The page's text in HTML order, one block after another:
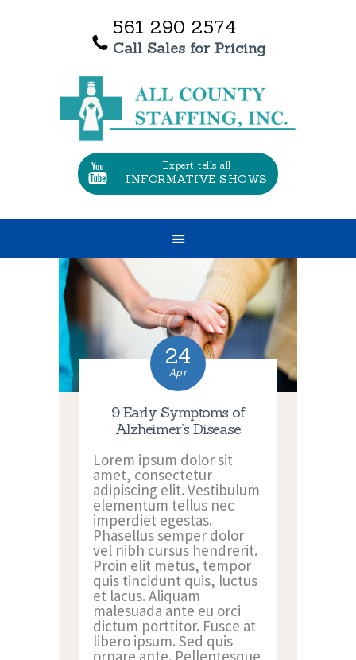
561 290 2574
Call Sales for Pricing
Expert tells all
INFORMATIVE SHOWS
HOME
OUR SERVICES
ABOUT US
TESTIMONIALS
CONTACT US
24
Apr
9 Early Symptoms of
Alzheimer’s Disease
Lorem ipsum dolor sit
amet, consectetur
adipiscing elit. Vestibulum
elementum tellus nec
imperdiet egestas.
Phasellus semper dolor
vel nibh cursus hendrerit.
Proin elit metus, tempor
quis tincidunt quis, luctus
et lacus. Aliquam
malesuada ante eu orci
dictum porttitor. Fusce at
libero ipsum. Sed quis